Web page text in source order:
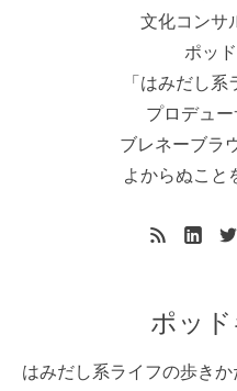
文化コンサ
ポッ
「はみだし系
プロデュー
ブレネーブラ
よからぬこと
ポッド
はみだし系ライフの歩きか